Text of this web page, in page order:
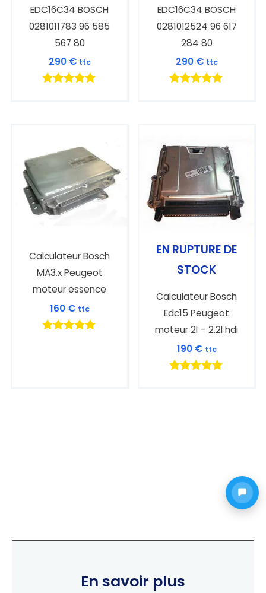
EDC16C34 BOSCH
0281011783 96 585
567 80
290 € ttc
EDC16C34 BOSCH
0281012524 96 617
284 80
290 € ttc
Calculateur Bosch
MA3.x Peugeot
moteur essence
160 € ttc
EN RUPTURE DE
STOCK
Calculateur Bosch
Edc15 Peugeot
moteur 2l – 2.2l hdi
190 € ttc
En savoir plus